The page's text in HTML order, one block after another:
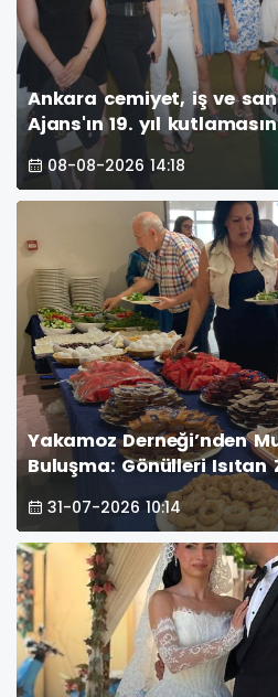
Ankara cemiyet, iş ve
Ajans'ın 19. yıl
Vamos Sport Center
gerçekleşen görkemli
08-08-2026 14:18
Yakamoz Derneği’nden
Buluşma: Gönülleri Isıtan Zirve!
ÇIKAN FOTOĞRAF
31-07-2026 10:14